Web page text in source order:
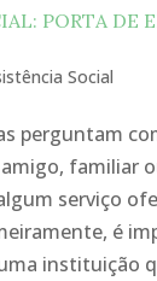
PORTA DE
Social
perguntam
familiar
serviço
é
uma instituição